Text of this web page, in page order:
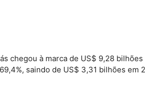
chegou à marca de US$ 9,28
saindo de US$ 3,31 bilhões